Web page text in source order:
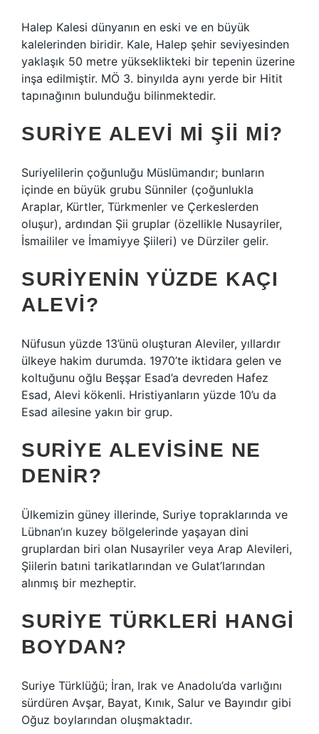
Halep Kalesi dünyanın en eski ve en büyük
kalelerinden biridir. Kale, Halep şehir seviyesinden
yaklaşık 50 metre yükseklikteki bir tepenin üzerine
inşa edilmiştir. MÖ 3. binyılda aynı yerde bir Hitit
tapınağının bulunduğu bilinmektedir.
SURIYE ALEVI MI ŞII MI?
Suriyelilerin çoğunluğu Müslümandır; bunların
içinde en büyük grubu Sünniler (çoğunlukla
Araplar, Kürtler, Türkmenler ve Çerkeslerden
oluşur), ardından Şii gruplar (özellikle Nusayriler,
İsmaililer ve İmamiyye Şiileri) ve Dürziler gelir.
SURIYENIN YÜZDE KAÇI
ALEVI?
Nüfusun yüzde 13’ünü oluşturan Aleviler, yıllardır
ülkeye hakim durumda. 1970’te iktidara gelen ve
koltuğunu oğlu Beşşar Esad’a devreden Hafez
Esad, Alevi kökenli. Hristiyanların yüzde 10’u da
Esad ailesine yakın bir grup.
SURIYE ALEVISINE NE
DENIR?
Ülkemizin güney illerinde, Suriye topraklarında ve
Lübnan’ın kuzey bölgelerinde yaşayan dini
gruplardan biri olan Nusayriler veya Arap Alevileri,
Şiilerin batıni tarikatlarından ve Gulat’larından
alınmış bir mezheptir.
SURIYE TÜRKLERI HANGI
BOYDAN?
Suriye Türklüğü; İran, Irak ve Anadolu’da varlığını
sürdüren Avşar, Bayat, Kınık, Salur ve Bayındır gibi
Oğuz boylarından oluşmaktadır.